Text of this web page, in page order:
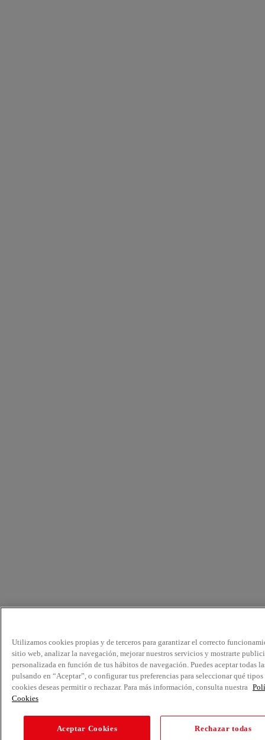
Utilizamos cookies propias y de terceros para garantizar el correcto
sitio web, analizar la navegación, mejorar nuestros servicios y mostrarte
personalizada en función de tus hábitos de navegación. Puedes aceptar todas
pulsando en “Aceptar”, o configurar tus preferencias para seleccionar qué tipos
cookies deseas permitir o rechazar. Para más información, consulta nuestra
Cookies
Aceptar Cookies Rechazar todas